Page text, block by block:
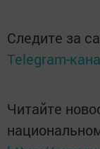
Следите за
Telegram-
Читайте